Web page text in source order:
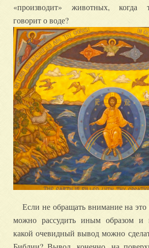
«производит» животных, когда
говорит о воде?
Если не обращать внимание на это
можно рассудить иным образом и
какой очевидный вывод можно